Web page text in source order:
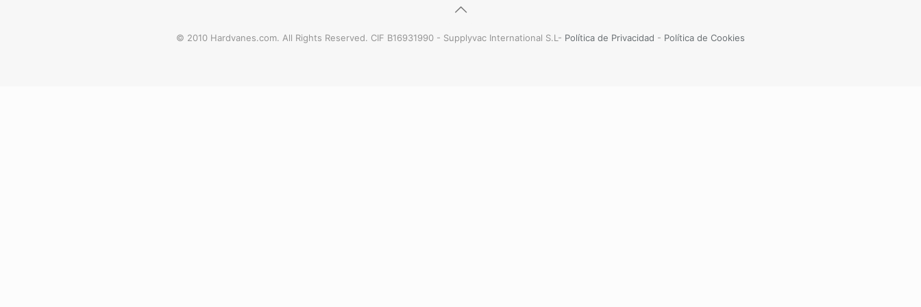
© 2010 Hardvanes.com. All Rights Reserved. CIF B16931990 - Supplyvac International S.L- Política de Privacidad - Política de Cookies